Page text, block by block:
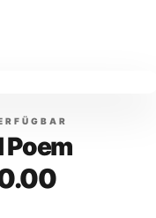
Poem